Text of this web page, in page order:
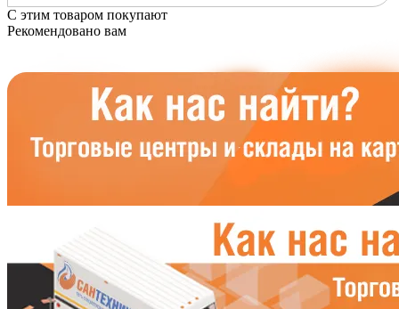
С этим товаром покупают
Рекомендовано вам